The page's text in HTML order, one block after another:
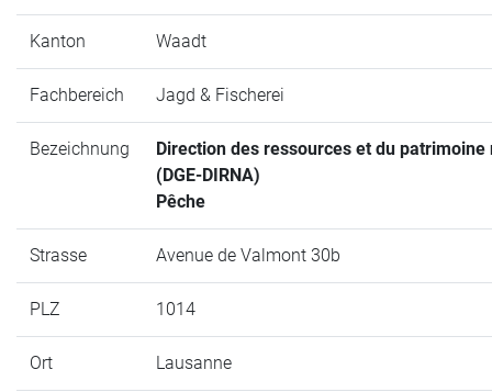
Kanton Waadt
Fachbereich Jagd & Fischerei
Bezeichnung
Direction des ressources et du patrimoine
(DGE-DIRNA)
Pêche
Strasse Avenue de Valmont 30b
PLZ 1014
Ort Lausanne